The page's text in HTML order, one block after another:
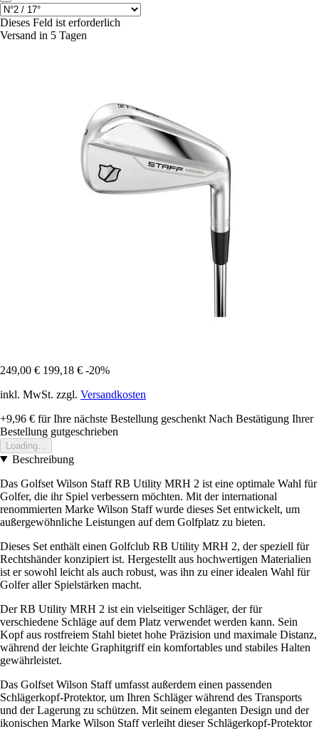
Dieses Feld ist erforderlich
Versand in 5 Tagen
249,00 € 199,18 € -20%
inkl. MwSt. zzgl. Versandkosten
+9,96 € für Ihre nächste Bestellung geschenkt Nach Bestätigung Ihrer
Bestellung gutgeschrieben
Loading...
Beschreibung
Das Golfset Wilson Staff RB Utility MRH 2 ist eine optimale Wahl für
Golfer, die ihr Spiel verbessern möchten. Mit der international
renommierten Marke Wilson Staff wurde dieses Set entwickelt, um
außergewöhnliche Leistungen auf dem Golfplatz zu bieten.
Dieses Set enthält einen Golfclub RB Utility MRH 2, der speziell für
Rechtshänder konzipiert ist. Hergestellt aus hochwertigen Materialien
ist er sowohl leicht als auch robust, was ihn zu einer idealen Wahl für
Golfer aller Spielstärken macht.
Der RB Utility MRH 2 ist ein vielseitiger Schläger, der für
verschiedene Schläge auf dem Platz verwendet werden kann. Sein
Kopf aus rostfreiem Stahl bietet hohe Präzision und maximale Distanz,
während der leichte Graphitgriff ein komfortables und stabiles Halten
gewährleistet.
Das Golfset Wilson Staff umfasst außerdem einen passenden
Schlägerkopf-Protektor, um Ihren Schläger während des Transports
und der Lagerung zu schützen. Mit seinem eleganten Design und der
ikonischen Marke Wilson Staff verleiht dieser Schlägerkopf-Protektor